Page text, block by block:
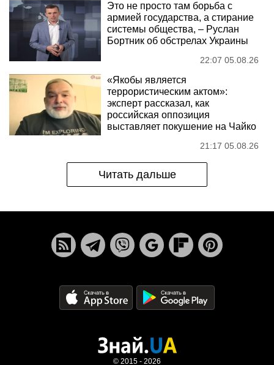
Это не просто там борьба с
армией государства, а стирание
системы общества, – Руслан
Бортник об обстрелах Украины
22:07 05.08.26
«Якобы является
террористическим актом»:
эксперт рассказал, как
российская оппозиция
выставляет покушение на Чайко
21:17 05.08.26
Читать дальше
© 2015 - 2026